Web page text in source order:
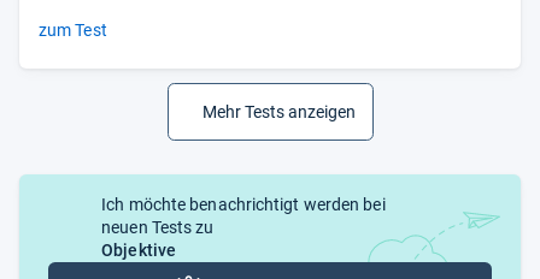
zum Test
Mehr Tests anzeigen
Ich möchte benachrichtigt werden bei
neuen Tests zu
Objektive